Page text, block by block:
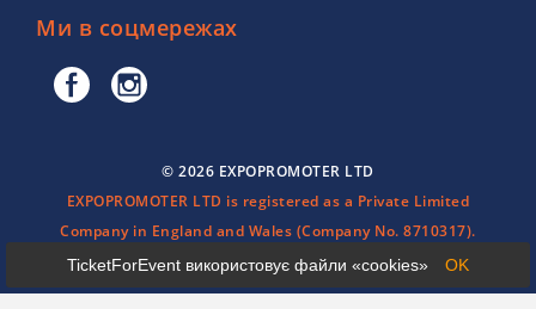
TicketForEvent використовує файли «cookies» OK
Ми в соцмережах
© 2026 EXPOPROMOTER LTD
EXPOPROMOTER LTD is registered as a Private Limited
Company in England and Wales (Company No. 8710317).